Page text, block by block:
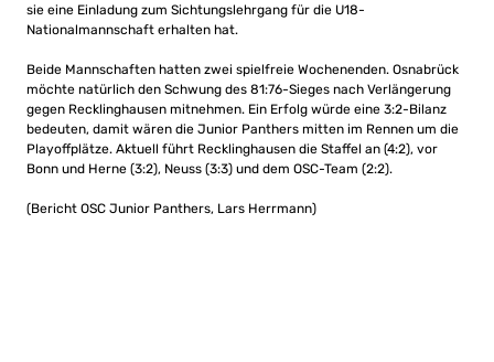
sie eine Einladung zum Sichtungslehrgang für die U18-
Nationalmannschaft erhalten hat.
Beide Mannschaften hatten zwei spielfreie Wochenenden. Osnabrück
möchte natürlich den Schwung des 81:76-Sieges nach Verlängerung
gegen Recklinghausen mitnehmen. Ein Erfolg würde eine 3:2-Bilanz
bedeuten, damit wären die Junior Panthers mitten im Rennen um die
Playoffplätze. Aktuell führt Recklinghausen die Staffel an (4:2), vor
Bonn und Herne (3:2), Neuss (3:3) und dem OSC-Team (2:2).
(Bericht OSC Junior Panthers, Lars Herrmann)